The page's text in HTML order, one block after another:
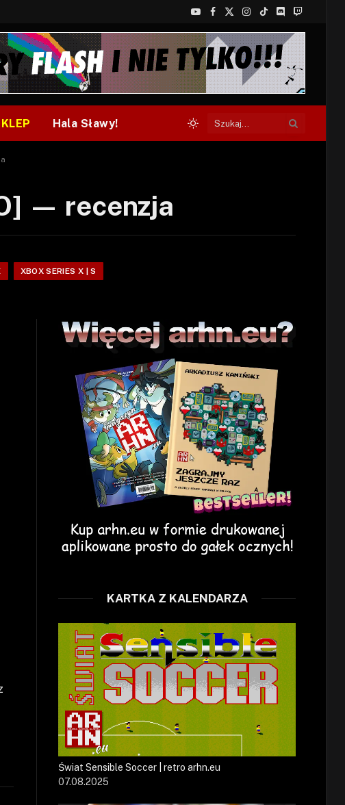
YouTube
Facebook
X
(Twitter)
Instagram
TikTokDiscordTwitch
Hala Sławy!
— recenzja
XBOX SERIES X | S
KARTKA Z KALENDARZA
Świat Sensible Soccer | retro arhn.eu
07.08.2025